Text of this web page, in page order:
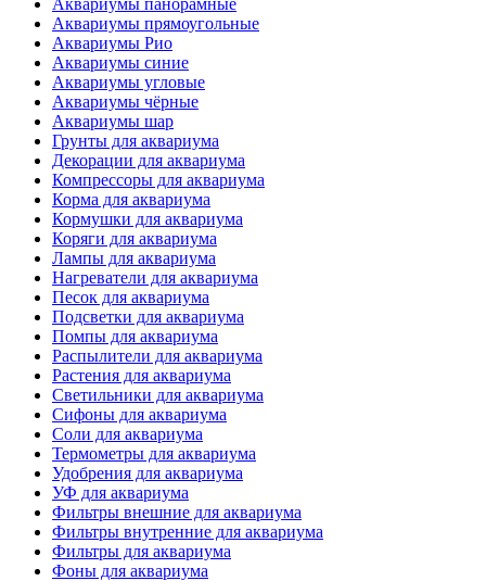
Аквариумы панорамные
Аквариумы прямоугольные
Аквариумы Рио
Аквариумы синие
Аквариумы угловые
Аквариумы чёрные
Аквариумы шар
Грунты для аквариума
Декорации для аквариума
Компрессоры для аквариума
Корма для аквариума
Кормушки для аквариума
Коряги для аквариума
Лампы для аквариума
Нагреватели для аквариума
Песок для аквариума
Подсветки для аквариума
Помпы для аквариума
Распылители для аквариума
Растения для аквариума
Светильники для аквариума
Сифоны для аквариума
Соли для аквариума
Термометры для аквариума
Удобрения для аквариума
УФ для аквариума
Фильтры внешние для аквариума
Фильтры внутренние для аквариума
Фильтры для аквариума
Фоны для аквариума